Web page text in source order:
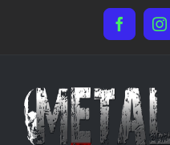
Facebook